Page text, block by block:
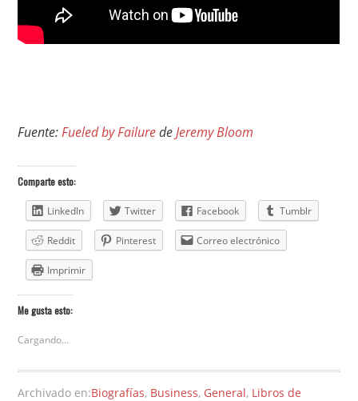
Fuente:Fueled by FailuredeJeremy Bloom
Comparte esto:
LinkedIn Twitter Facebook Tumblr
Reddit Pinterest Correo electrónico
Imprimir
Me gusta esto:
Cargando...
Archivado en:Biografías, Business, General, Libros de